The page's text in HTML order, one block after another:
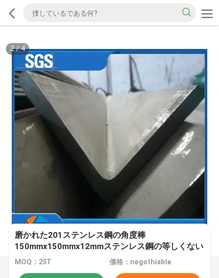
2/4
磨かれた201ステンレス鋼の角度棒
150mmx150mmx12mmステンレス鋼の等しくない
角度
MOQ：25T 価格：negothiable